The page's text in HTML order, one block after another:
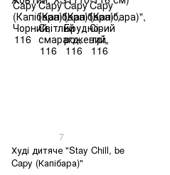
7
Худі дитяче "Stay Chill, be
Capy (Капібара)"